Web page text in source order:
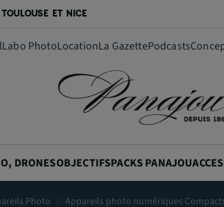
ET NICE
Labo PhotoLocationLa GazettePodcasts
DRONESOBJECTIFSPACKS PANAJOU
Photo Appareils photo numériques